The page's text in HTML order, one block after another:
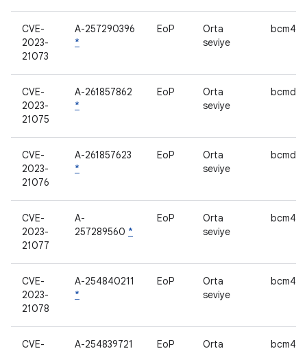
CVE-
2023-
21073
A-257290396
*
EoP
Orta
seviye
CVE-
2023-
21075
A-261857862
*
EoP
Orta
seviye
CVE-
2023-
21076
A-261857623
*
EoP
Orta
seviye
CVE-
2023-
21077
A-
257289560 *
EoP
Orta
seviye
CVE-
2023-
21078
A-254840211
*
EoP
Orta
seviye
CVE-
A-254839721
EoP
Orta